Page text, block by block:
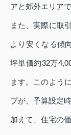
アと郊外エリア
また、実際に取
より安くなる傾
坪単価約32万
ます。このよう
プが、予算設定
加えて、住宅の